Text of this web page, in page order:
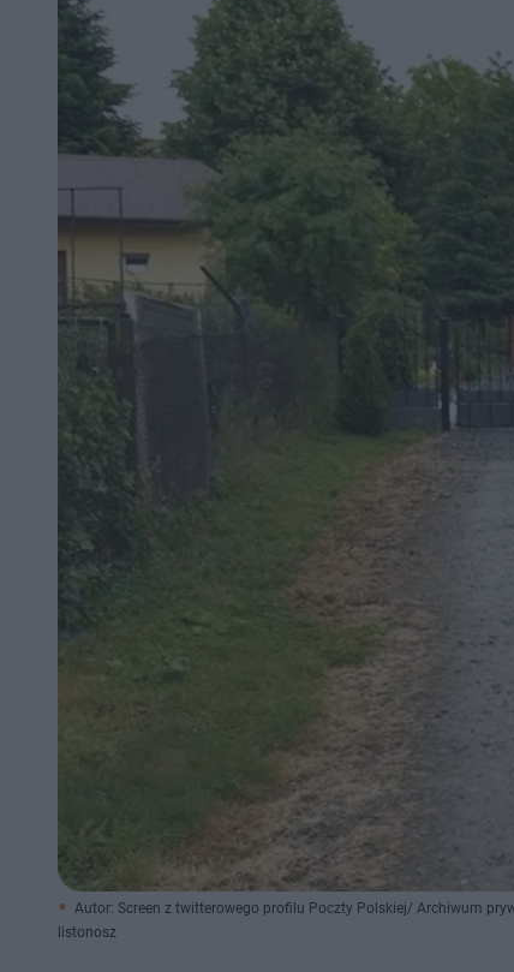
Autor: Screen z twitterowego profilu Poczty Polskiej/ Archiwum
listonosz